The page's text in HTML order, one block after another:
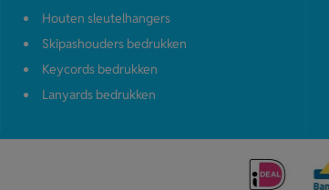
Houten sleutelhangers
Skipashouders bedrukken
Keycords bedrukken
Lanyards bedrukken